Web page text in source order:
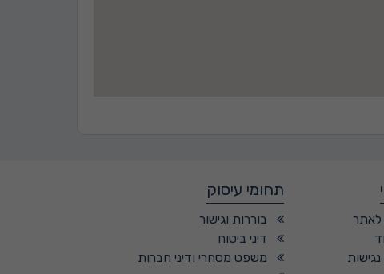
תחומי עיסוק
בוררות וגישור
דיני ביטוח
משפט מסחרי ודיני חברות